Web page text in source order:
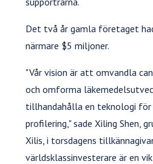
Det två år gamla företaget
närmare $5 miljoner.
"Vår vision är att omvandla
och omforma
tillhandahålla en teknologi för
profilering," sade Xiling Shen,
Xilis, i torsdagens
världsklassinvesterare är en